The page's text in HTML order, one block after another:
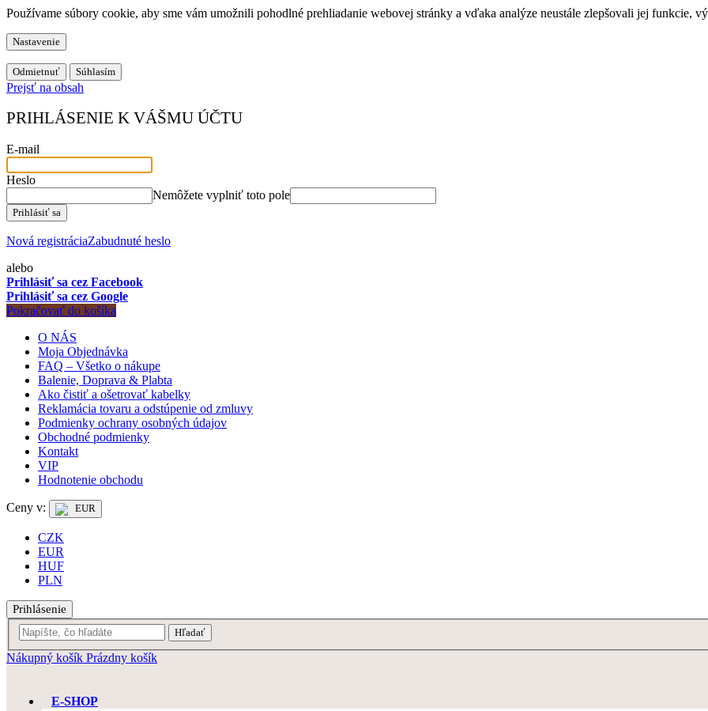
Používame súbory cookie, aby sme vám umožnili pohodlné prehliadanie webovej stránky a vďaka analýze neustále zlepšovali jej funkcie,
Nastavenie
Odmietnuť Súhlasím
Prejsť na obsah
PRIHLÁSENIE K VÁŠMU ÚČTU
E-mail
Heslo
Nemôžete vyplniť toto pole
Prihlásiť sa
Nová registráciaZabudnuté heslo
alebo
Prihlásiť sa cez Facebook
Prihlásiť sa cez Google
Pokračovať do košíka
O NÁS
Moja Objednávka
FAQ – Všetko o nákupe
Balenie, Doprava & Plabta
Ako čistiť a ošetrovať kabelky
Reklamácia tovaru a odstúpenie od zmluvy
Podmienky ochrany osobných údajov
Obchodné podmienky
Kontakt
VIP
Hodnotenie obchodu
Ceny v: EUR
CZK
EUR
HUF
PLN
Prihlásenie
Hľadať
Nákupný košík Prázdny košík
E-SHOP